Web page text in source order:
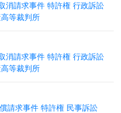
消請求事件 特許権 行政訴訟
等裁判所
消請求事件 特許権 行政訴訟
等裁判所
請求事件 特許権 民事訴訟